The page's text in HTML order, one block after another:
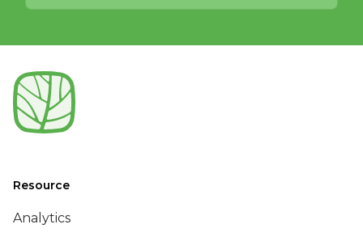
Resource
Analytics